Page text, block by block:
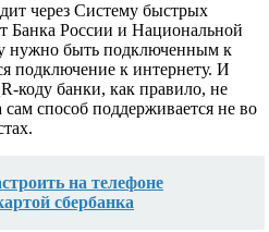
через Систему быстрых
России и Национальной
нужно быть подключенным к
подключение к интернету. И
коду банки, как правило, не
способ поддерживается не во
на телефоне
сбербанка